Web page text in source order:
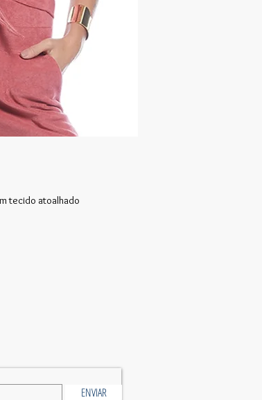
tecido atoalhado
ENVIAR